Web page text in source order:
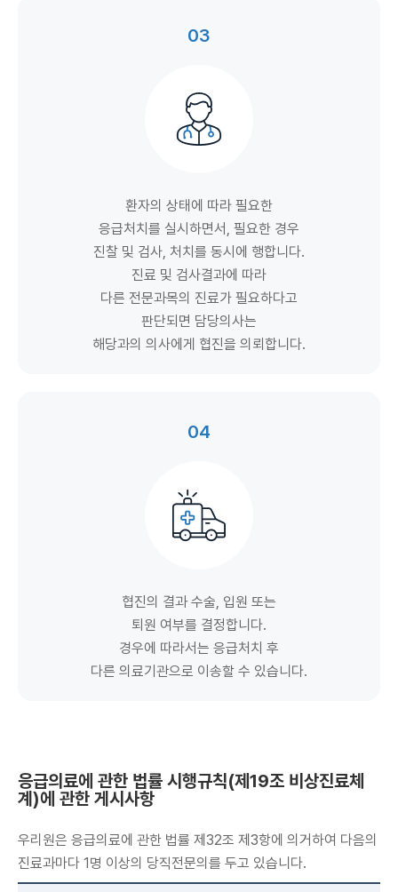
03
환자의 상태에 따라 필요한
응급처치를 실시하면서, 필요한 경우
진찰 및 검사, 처치를 동시에 행합니다.
진료 및 검사결과에 따라
다른 전문과목의 진료가 필요하다고
판단되면 담당의사는
해당과의 의사에게 협진을 의뢰합니다.
04
협진의 결과 수술, 입원 또는
퇴원 여부를 결정합니다.
경우에 따라서는 응급처치 후
다른 의료기관으로 이송할 수 있습니다.
응급의료에 관한 법률 시행규칙(제19조 비상진료체
계)에 관한 게시사항
우리원은 응급의료에 관한 법률 제32조 제3항에 의거하여 다음의
진료과마다 1명 이상의 당직전문의를 두고 있습니다.